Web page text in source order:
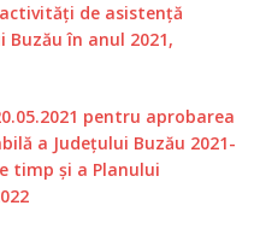
de asistență
în anul 2021,
pentru aprobarea
a Județului Buzău 2021-
timp și a Planului